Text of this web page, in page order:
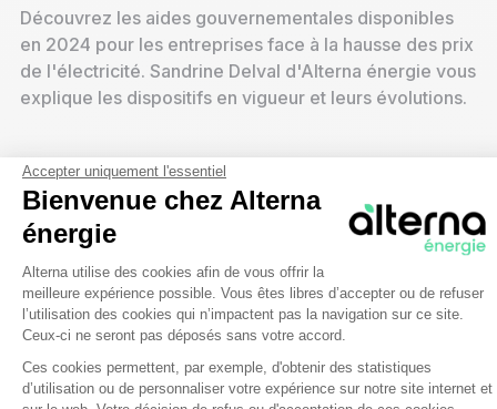
Découvrez les aides gouvernementales disponibles
en 2024 pour les entreprises face à la hausse des prix
de l'électricité. Sandrine Delval d'Alterna énergie vous
explique les dispositifs en vigueur et leurs évolutions.
Accepter uniquement l'essentiel
Bienvenue chez Alterna
énergie
Plateforme de Gestion du
Alterna utilise des cookies afin de vous offrir la
meilleure expérience possible. Vous êtes libres d’accepter ou de refuser
l’utilisation des cookies qui n’impactent pas la navigation sur ce site.
Ceux-ci ne seront pas déposés sans votre accord.
Ces cookies permettent, par exemple, d'obtenir des statistiques
d’utilisation ou de personnaliser votre expérience sur notre site internet et
Axeptio consent